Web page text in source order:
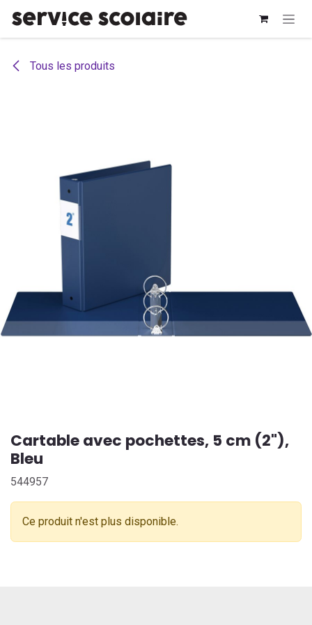
Tous les produits
Cartable avec pochettes, 5 cm (2"),
Bleu
544957
Ce produit n'est plus disponible.